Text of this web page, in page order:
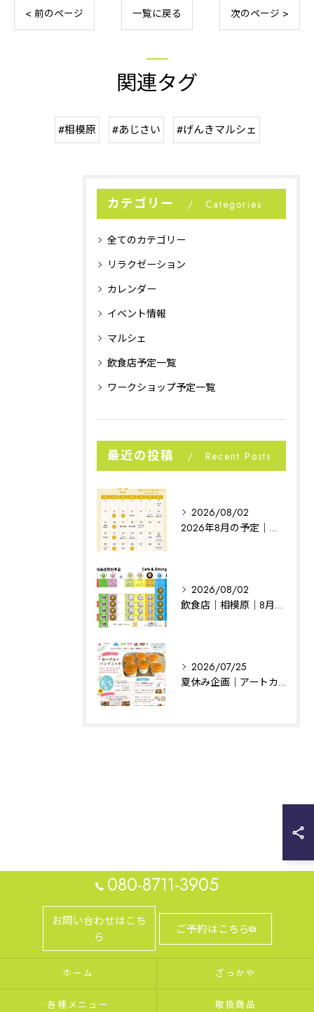
< 前のページ 一覧に戻る 次のページ >
関連タグ
#相模原 #あじさい #げんきマルシェ
カテゴリー Categories
全てのカテゴリー
リラクゼーション
カレンダー
イベント情報
マルシェ
飲食店予定一覧
ワークショップ予定一覧
最近の投稿 Recent Posts
2026/08/02
2026年8月の予定｜相模原イベント｜noconoco
2026/08/02
飲食店｜相模原｜8月の予定
2026/07/25
夏休み企画｜アートカフェはぐ｜相模原
080-8711-3905
お問い合わせはこち
ら
ご予約はこちら
ホーム ざっかや
各種メニュー 取扱商品